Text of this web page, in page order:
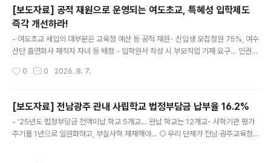
[보도자료] 공적 재원으로 운영되는 여도초교, 특혜성 입학제도
즉각 개선하라!
- 여도초교 세입의 대부분은 교육청 예산 등 공적 재원- 신입생 모집정원 75%, 여수
산단 출연회사 재직자 자녀 등 배정 - 입학원서 작성 시 부모직업 기재 요구… 인권침
의 한 사립초등학교가 특정 기업 재직자 자녀에게 입학 기회를 제공하는 등 불공정한
(이하, 여수산단) 내 9개 기업의 출연으로 설립된 학교법인 여도학원 소속 사립학교
다. 그러나 이 학교의 2025학년도 학교회계 결산서를 살펴보면, 전체 세입액 69억
1,012여만 원 중 교육청 지원금 등 공적 재원이 무려 88.36%를 차지하는 반면, 학
교법인의 이전수입은 5.07%에 불과하다. - ..
0 0 2026. 8. 7.
[보도자료] 전남광주 관내 사립학교 법정부담금 납부율 16.2%
- ‘25년도 법정부담금 전액미납 학교 5개교… 완납 학교는 12개교- 사학기관 평가
주기를 1년으로 일원화하고, 부실사학 제재해야… ○ 우리 단체가 전남·광주교육청